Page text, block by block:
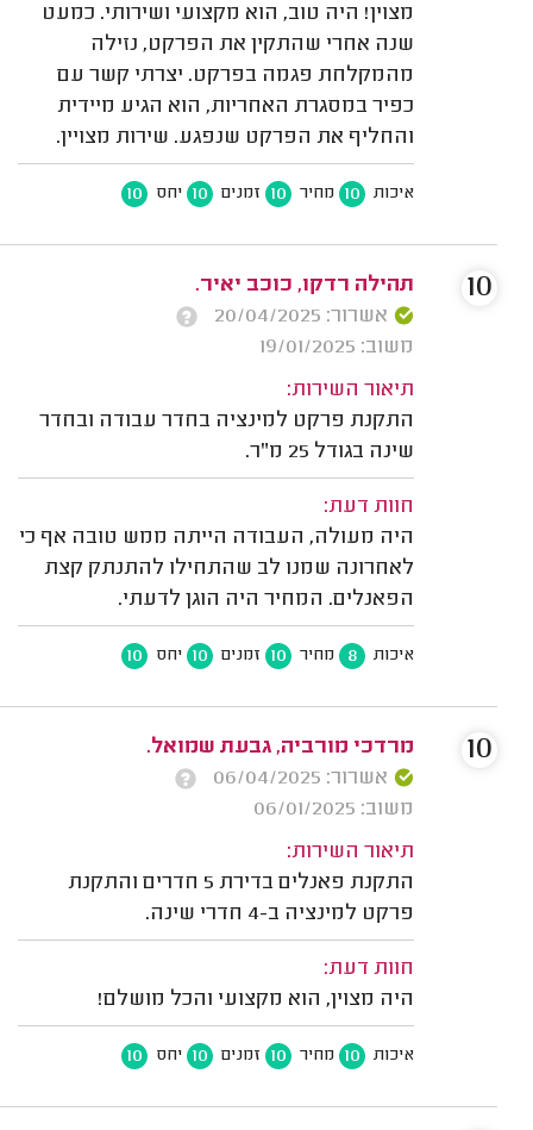
מצוין! היה טוב, הוא מקצועי ושירותי. כמעט
שנה אחרי שהתקין את הפרקט, נזילה
מהמקלחת פגמה בפרקט. יצרתי קשר עם
כפיר במסגרת האחריות, הוא הגיע מיידית
והחליף את הפרקט שנפגע. שירות מצויין.
איכות 10 מחיר 10 זמנים 10 יחס 10
תהילה רדקו, כוכב יאיר.
אשרור: 20/04/2025
משוב: 19/01/2025
תיאור השירות:
התקנת פרקט למינציה בחדר עבודה ובחדר
שינה בגודל 25 מ"ר.
חוות דעת:
היה מעולה, העבודה הייתה ממש טובה אף כי
לאחרונה שמנו לב שהתחילו להתנתק קצת
הפאנלים. המחיר היה הוגן לדעתי.
איכות 8 מחיר 10 זמנים 10 יחס 10
10
מרדכי מורביה, גבעת שמואל.
אשרור: 06/04/2025
משוב: 06/01/2025
תיאור השירות:
התקנת פאנלים בדירת 5 חדרים והתקנת
פרקט למינציה ב-4 חדרי שינה.
חוות דעת:
היה מצוין, הוא מקצועי והכל מושלם!
איכות 10 מחיר 10 זמנים 10 יחס 10
10